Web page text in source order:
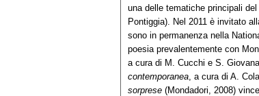
una delle tematiche principali
Pontiggia). Nel 2011 è invitato
sono in permanenza nella
poesia prevalentemente con
a cura di M. Cucchi e S.
contemporanea , a cura di A.
sorprese (Mondadori, 2008)